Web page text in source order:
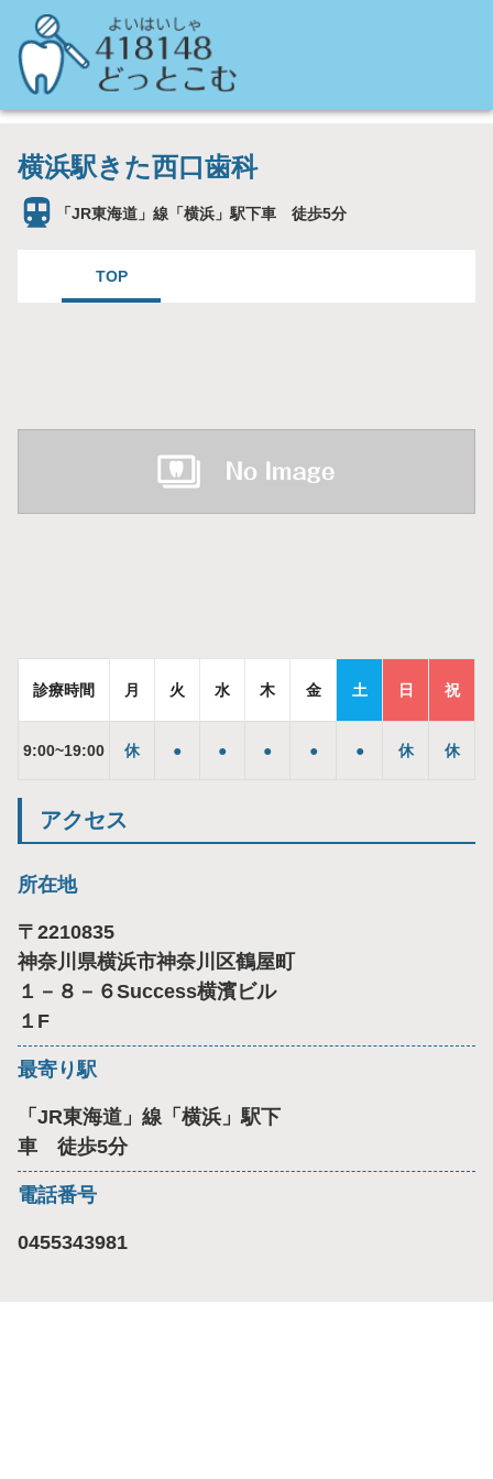
横浜駅きた西口歯科
「JR東海道」線「横浜」駅下車 徒歩5分
TOP
診療時間 月 火 水 木 金 土 日 祝
9:00~19:00 休 ● ● ● ● ● 休 休
アクセス
所在地
〒 2210835
神奈川県横浜市神奈川区鶴屋町
１－８－６Success横濱ビル
１F
最寄り駅
「JR東海道」線「横浜」駅下
車 徒歩5分
電話番号
0455343981